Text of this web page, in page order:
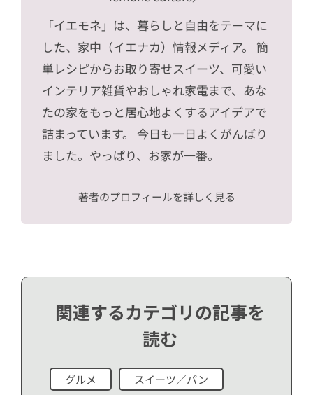
「イエモネ」は、暮らしと自由をテーマに
した、家中（イエナカ）情報メディア。 簡
単レシピからお取り寄せスイーツ、可愛い
インテリア雑貨やおしゃれ家電まで、あな
たの家をもっと居心地よくするアイデアで
詰まっています。 今日も一日よくがんばり
ました。やっぱり、お家が一番。
著者のプロフィールを詳しく見る
関連するカテゴリの記事を
読む
グルメ スイーツ／パン